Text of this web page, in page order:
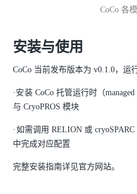
CoCo 各
安装与使用
CoCo 当前发布版本为 v0.1.0，运
·安装 CoCo 托管运行时（
与 CryoPROS 模块
·如需调用 RELION 或
中完成对应配置
完整安装指南详见官方网站。